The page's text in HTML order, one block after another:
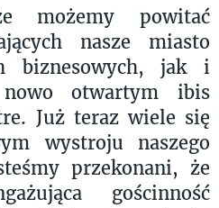
możemy powitać
nasze miasto
biznesowych, jak i
otwartym ibis
Już teraz wiele się
wystroju naszego
przekonani, że
gościnność